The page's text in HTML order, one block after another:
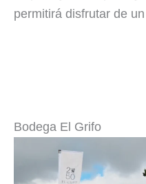
permitirá disfrutar de
Bodega El Grifo